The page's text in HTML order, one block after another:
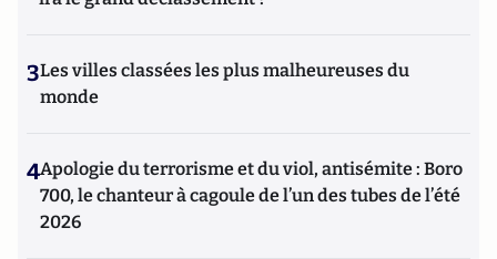
3Les villes classées les plus malheureuses du
monde
4Apologie du terrorisme et du viol, antisémite : Boro
700, le chanteur à cagoule de l’un des tubes de l’été
2026